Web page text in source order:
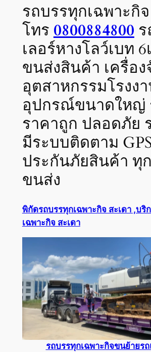
รถบรรทุกเฉพาะกิ
โทร 0800884800
เลอร์หางโลว์เบท 6
ขนส่งสินค้า เครื่อง
อุตสาหกรรมโรงง
อุปกรณ์ขนาดใหญ่
ราคาถูก ปลอดภัย
มีระบบติดตาม
ประกันภัยสินค้า ทุ
ขนส่ง
พิกัดรถบรรทุกเฉพาะกิจ สะเดา ,บริ
เฉพาะกิจ สะเดา
รถบรรทุกเฉพาะกิจขนย้ายร